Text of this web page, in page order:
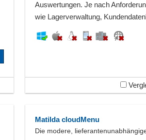
Auswertungen. Je nach
wie Lagerverwaltung,
Matilda cloudMenu
Die modere,